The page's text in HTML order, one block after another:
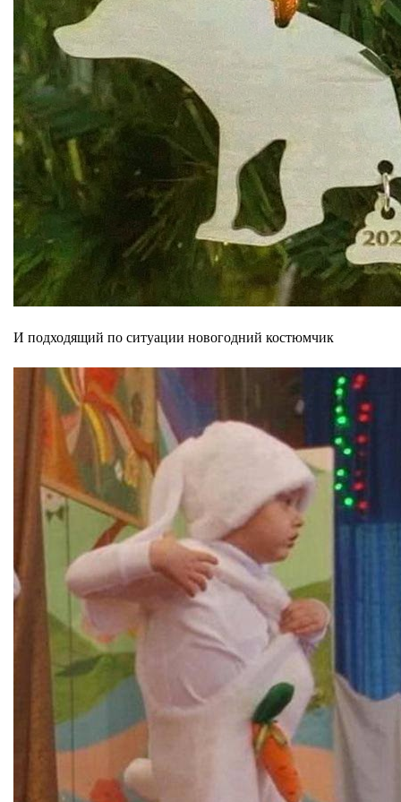
И подходящий по ситуации новогодний костюмчик